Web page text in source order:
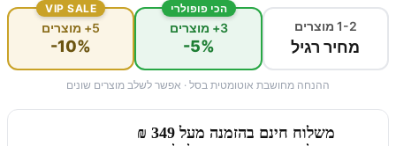
1-2 מוצרים
מחיר רגיל
הכי פופולרי
3+ מוצרים
-5%
VIP SALE
5+ מוצרים
-10%
ההנחה מחושבת אוטומטית בסל · אפשר לשלב מוצרים שונים
משלוח חינם בהזמנה מעל 349 ₪